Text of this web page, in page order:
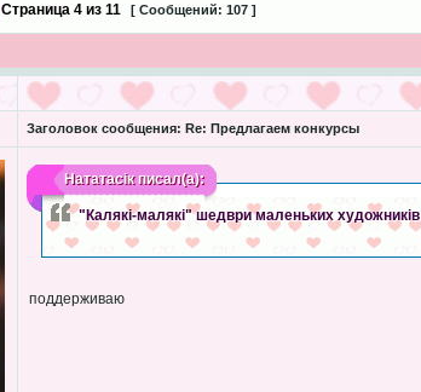
Страница 4из 11 [ Сообщений: 107 ]
Заголовок сообщения: Re: Предлагаем конкурсы
Нататасікписал(а):
"Калякі-малякі" шедври маленьких художників
поддерживаю